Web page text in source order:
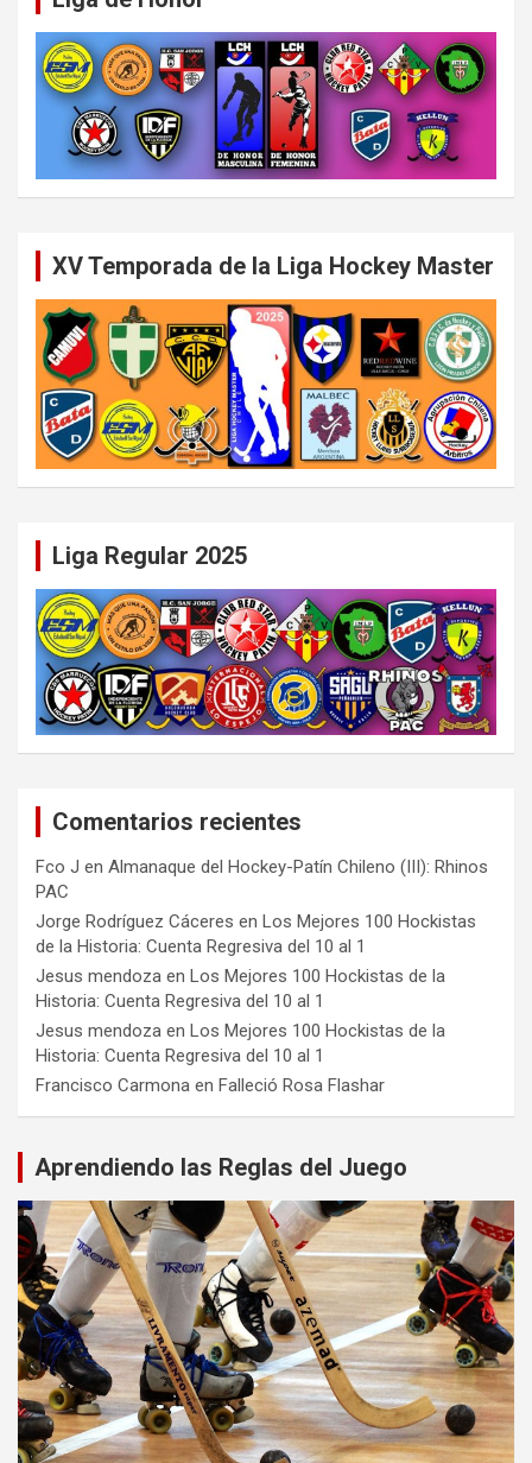
XV Temporada de la Liga Hockey Master
Liga Regular 2025
Comentarios recientes
Fco J en Almanaque del Hockey-Patín Chileno (III): Rhinos
PAC
Jorge Rodríguez Cáceres en Los Mejores 100 Hockistas
de la Historia: Cuenta Regresiva del 10 al 1
Jesus mendoza en Los Mejores 100 Hockistas de la
Historia: Cuenta Regresiva del 10 al 1
Jesus mendoza en Los Mejores 100 Hockistas de la
Historia: Cuenta Regresiva del 10 al 1
Francisco Carmona en Falleció Rosa Flashar
Aprendiendo las Reglas del Juego